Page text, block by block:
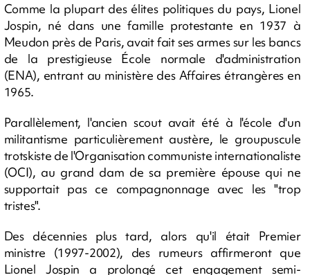
Comme la plupart des élites politiques du pays, Lionel
Jospin, né dans une famille protestante en 1937 à
Meudon près de Paris, avait fait ses armes sur les bancs
de la prestigieuse École normale d'administration
(ENA), entrant au ministère des Affaires étrangères en
1965.
Parallèlement, l'ancien scout avait été à l'école d'un
militantisme particulièrement austère, le groupuscule
trotskiste de l'Organisation communiste internationaliste
(OCI), au grand dam de sa première épouse qui ne
supportait pas ce compagnonnage avec les "trop
tristes".
Des décennies plus tard, alors qu'il était Premier
ministre (1997-2002), des rumeurs affirmeront que
Lionel Jospin a prolongé cet engagement semi-